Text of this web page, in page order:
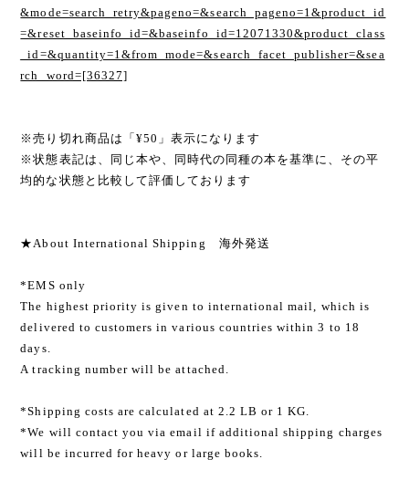
&mode=search_retry&pageno=&search_pageno=1&product_id
=&reset_baseinfo_id=&baseinfo_id=12071330&product_class
_id=&quantity=1&from_mode=&search_facet_publisher=&sea
rch_word=[36327]
※売り切れ商品は「¥50」表示になります
※状態表記は、同じ本や、同時代の同種の本を基準に、その平
均的な状態と比較して評価しております
★About International Shipping 海外発送
*EMS only
The highest priority is given to international mail, which is
delivered to customers in various countries within 3 to 18
days.
A tracking number will be attached.
*Shipping costs are calculated at 2.2 LB or 1 KG.
*We will contact you via email if additional shipping charges
will be incurred for heavy or large books.